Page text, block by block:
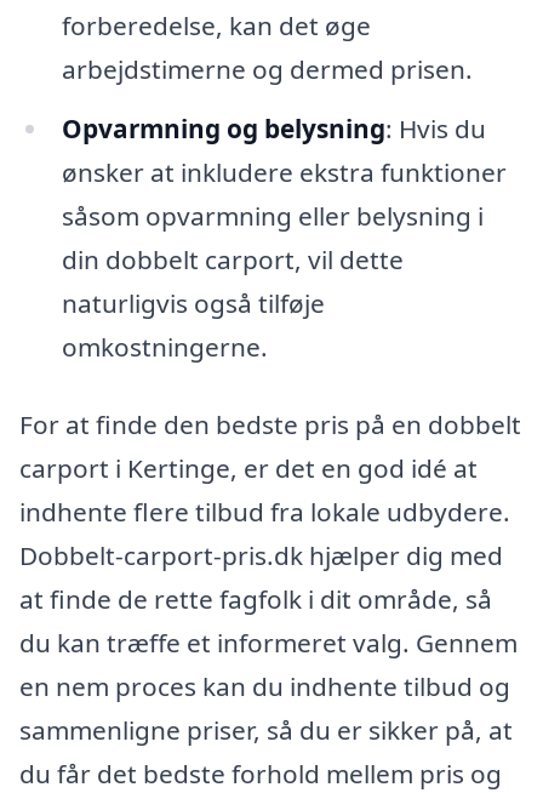
forberedelse, kan det øge
arbejdstimerne og dermed prisen.
Opvarmning og belysning: Hvis du
ønsker at inkludere ekstra funktioner
såsom opvarmning eller belysning i
din dobbelt carport, vil dette
naturligvis også tilføje
omkostningerne.
For at finde den bedste pris på en dobbelt
carport i Kertinge, er det en god idé at
indhente flere tilbud fra lokale udbydere.
Dobbelt-carport-pris.dk hjælper dig med
at finde de rette fagfolk i dit område, så
du kan træffe et informeret valg. Gennem
en nem proces kan du indhente tilbud og
sammenligne priser, så du er sikker på, at
du får det bedste forhold mellem pris og